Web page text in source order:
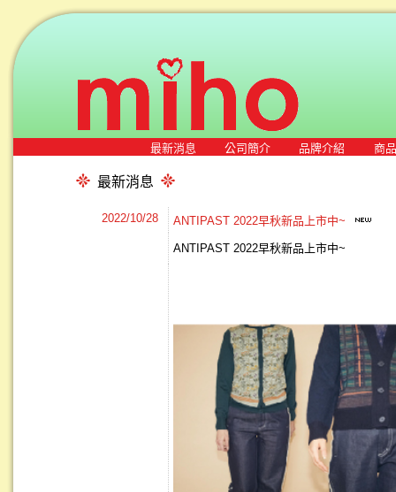
最新消息 公司簡介 品牌介紹 商
最新消息
2022/10/28 ANTIPAST 2022早秋新品上市中~
ANTIPAST 2022早秋新品上市中~